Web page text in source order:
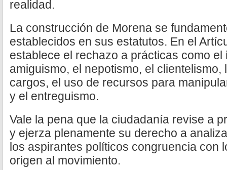
realidad.
La construcción de Morena se
establecidos en sus estatutos. En el
establece el rechazo a prácticas como el
amiguismo, el nepotismo, el
cargos, el uso de recursos para
y el entreguismo.
Vale la pena que la ciudadanía revise a
y ejerza plenamente su derecho a
los aspirantes políticos congruencia con
origen al movimiento.